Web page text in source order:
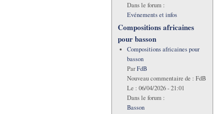
Dans le forum :
Evénements et infos
Compositions africaines
pour basson
Compositions africaines pour
basson
ParFdB
Nouveau commentaire de : FdB
Le : 06/04/2026 - 21:01
Dans le forum :
Basson